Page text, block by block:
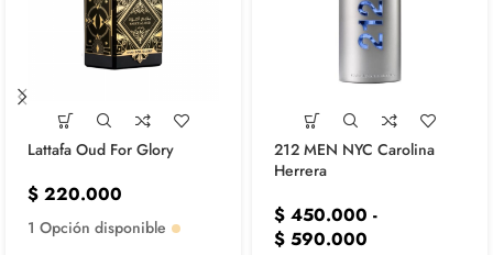
Lattafa Oud For Glory
$ 220.000
1 Opción disponible
212 MEN NYC Carolina
Herrera
$ 450.000 -
$ 590.000